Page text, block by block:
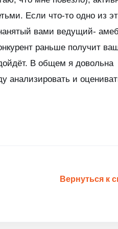
Если что-то одно из
вами ведущий-
раньше получит
В общем я довольна
анализировать и
Вернуться к